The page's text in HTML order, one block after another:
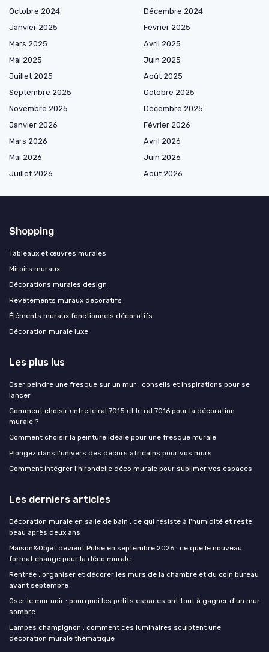
Octobre 2024
Décembre 2024
Janvier 2025
Février 2025
Mars 2025
Avril 2025
Mai 2025
Juin 2025
Juillet 2025
Août 2025
Septembre 2025
Octobre 2025
Novembre 2025
Décembre 2025
Janvier 2026
Février 2026
Mars 2026
Avril 2026
Mai 2026
Juin 2026
Juillet 2026
Août 2026
Shopping
Tableaux et œuvres murales
Miroirs muraux
Décorations murales design
Revêtements muraux décoratifs
Éléments muraux fonctionnels décoratifs
Décoration murale luxe
Les plus lus
Oser peindre une fresque sur un mur : conseils et inspirations pour se
lancer
Comment choisir entre le ral 7015 et le ral 7016 pour la décoration
murale ?
Comment choisir la peinture idéale pour une fresque murale
Plongez dans l'univers des décors africains pour vos murs
Comment intégrer l’hirondelle déco murale pour sublimer vos espaces
Les derniers articles
Décoration murale en salle de bain : ce qui résiste à l'humidité et reste
beau après deux ans
Maison&Objet devient Pulse en septembre 2026 : ce que le nouveau
format change pour la déco murale
Rentrée : organiser et décorer les murs de la chambre et du coin bureau
avant septembre
Oser le mur noir : pourquoi les petits espaces ont tout à gagner d'un mur
sombre
Lampes champignon : comment ces luminaires sculptent une
décoration murale thématique